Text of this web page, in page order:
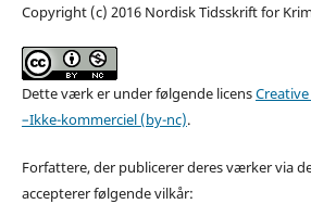
Copyright (c) 2016 Nordisk Tidsskrift for
Dette værk er under følgende licens
–Ikke-kommerciel (by-nc).
Forfattere, der publicerer deres værker via
accepterer følgende vilkår: